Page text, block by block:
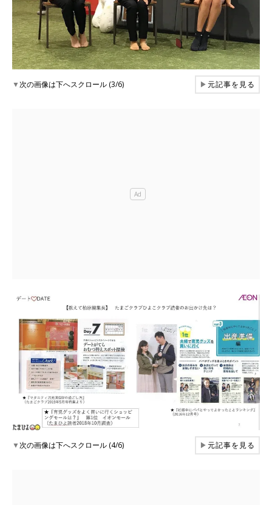
▼次の画像は下へスクロール (3/6) ▶元記事を見る
▼次の画像は下へスクロール (4/6) ▶元記事を見る